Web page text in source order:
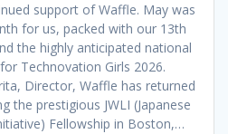
support of Waffle. May was
for us, packed with our 13th
the highly anticipated national
Technovation Girls 2026.
Director, Waffle has returned
the prestigious JWLI (Japanese
Fellowship in Boston,…